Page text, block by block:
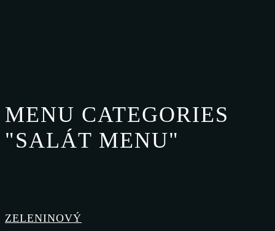
MENU CATEGORIES
"SALÁT MENU"
ZELENINOVÝ